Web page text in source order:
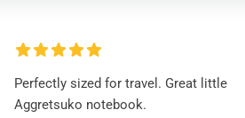
Perfectly sized for travel. Great little
Aggretsuko notebook.